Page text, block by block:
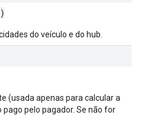
)
do veículo e do hub.
(usada apenas para calcular a
pelo pagador. Se não for